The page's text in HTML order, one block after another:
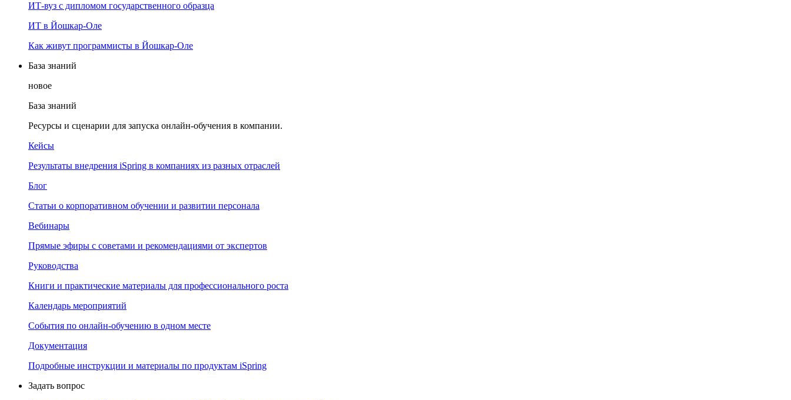
ИТ-вуз с дипломом государственного образца
ИТ в Йошкар-Оле
Как живут программисты в Йошкар‑Оле
База знаний
новое
База знаний
Ресурсы и сценарии для запуска онлайн-обучения в компании.
Кейсы
Результаты внедрения iSpring в компаниях из разных отраслей
Блог
Статьи о корпоративном обучении и развитии персонала
Вебинары
Прямые эфиры с советами и рекомендациями от экспертов
Руководства
Книги и практические материалы для профессионального роста
Календарь мероприятий
События по онлайн-обучению в одном месте
Документация
Подробные инструкции и материалы по продуктам iSpring
Задать вопрос